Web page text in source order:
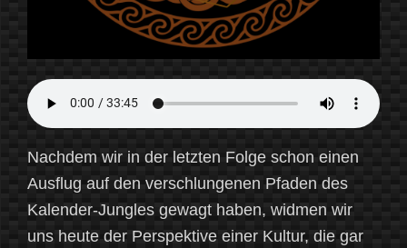
Nachdem wir in der letzten Folge schon einen
Ausflug auf den verschlungenen Pfaden des
Kalender-Jungles gewagt haben, widmen wir
uns heute der Perspektive einer Kultur, die gar